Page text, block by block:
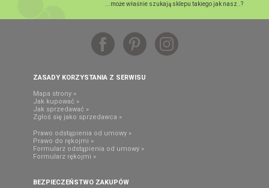
...może właśnie szukają sklepu takiego jak nasz..?
ZASADY KORZYSTANIA Z SERWISU
Mapa strony »
Jak kupować »
Jak sprzedawać »
Zgłoś się jako sprzedawca »
Prawo odstąpienia od umowy »
Prawo do rękojmi »
Formularz odstąpienia od umowy »
Formularz rękojmi »
BEZPIECZEŃSTWO ZAKUPÓW